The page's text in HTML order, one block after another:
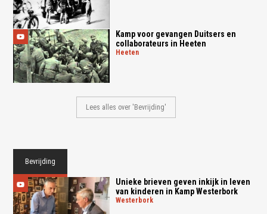
Kamp voor gevangen Duitsers en
collaborateurs in Heeten
heeten
Lees alles over 'Bevrijding'
Bevrijding
Unieke brieven geven inkijk in leven
van kinderen in Kamp Westerbork
westerbork